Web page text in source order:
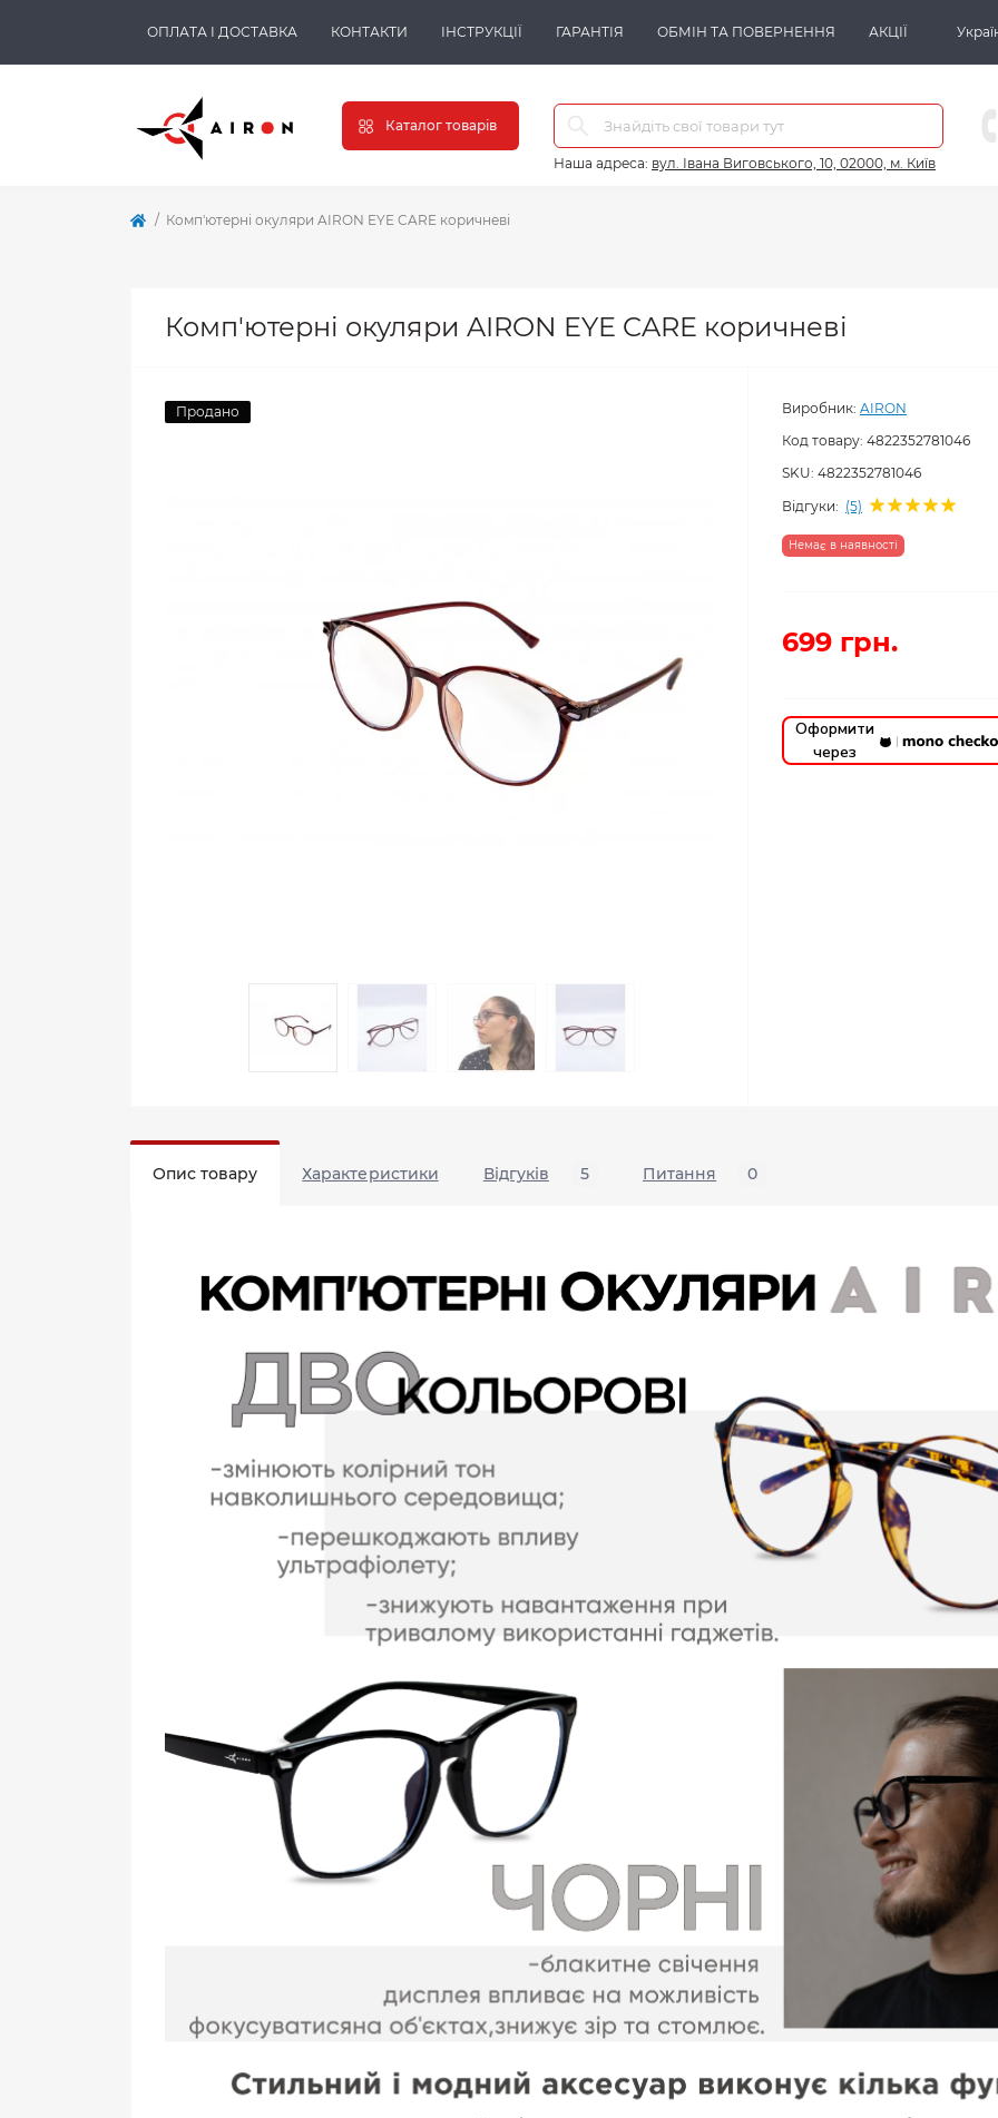
ОПЛАТА І ДОСТАВКА КОНТАКТИ ІНСТРУКЦІЇ ГАРАНТІЯ ОБМІН ТА ПОВЕРНЕННЯ АКЦІЇ
Каталог товарів
Наша адреса: вул. Івана Виговського, 10, 02000, м. Київ
Комп'ютерні окуляри AIRON EYE CARE коричневі
Комп'ютерні окуляри AIRON EYE CARE коричневі
Продано Виробник: AIRON
Код товару: 4822352781046
SKU: 4822352781046
Відгуки: (5)
Немає в наявності
699 грн.
Оформити
через
Опис товару Характеристики Відгуків 5 Питання 0